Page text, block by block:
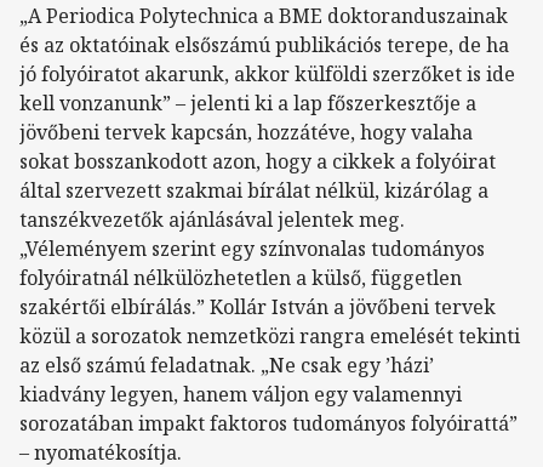
„A Periodica Polytechnica a BME doktoranduszainak
és az oktatóinak elsőszámú publikációs terepe, de ha
jó folyóiratot akarunk, akkor külföldi szerzőket is ide
kell vonzanunk” – jelenti ki a lap főszerkesztője a
jövőbeni tervek kapcsán, hozzátéve, hogy valaha
sokat bosszankodott azon, hogy a cikkek a folyóirat
által szervezett szakmai bírálat nélkül, kizárólag a
tanszékvezetők ajánlásával jelentek meg.
„Véleményem szerint egy színvonalas tudományos
folyóiratnál nélkülözhetetlen a külső, független
szakértői elbírálás.” Kollár István a jövőbeni tervek
közül a sorozatok nemzetközi rangra emelését tekinti
az első számú feladatnak. „Ne csak egy ’házi’
kiadvány legyen, hanem váljon egy valamennyi
sorozatában impakt faktoros tudományos folyóirattá”
– nyomatékosítja.